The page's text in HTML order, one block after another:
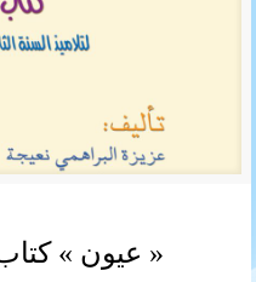
عيون » كتاب التمارين السنة الثانية »